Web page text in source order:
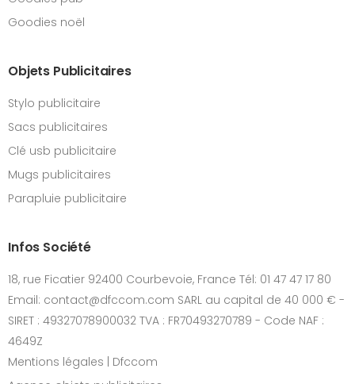
Goodies noël
Objets Publicitaires
Stylo publicitaire
Sacs publicitaires
Clé usb publicitaire
Mugs publicitaires
Parapluie publicitaire
Infos Société
18, rue Ficatier 92400 Courbevoie, France Tél: 01 47 47 17 80
Email: contact@dfccom.com SARL au capital de 40 000 € -
SIRET : 49327078900032 TVA : FR70493270789 - Code NAF :
4649Z
Mentions légales | Dfccom